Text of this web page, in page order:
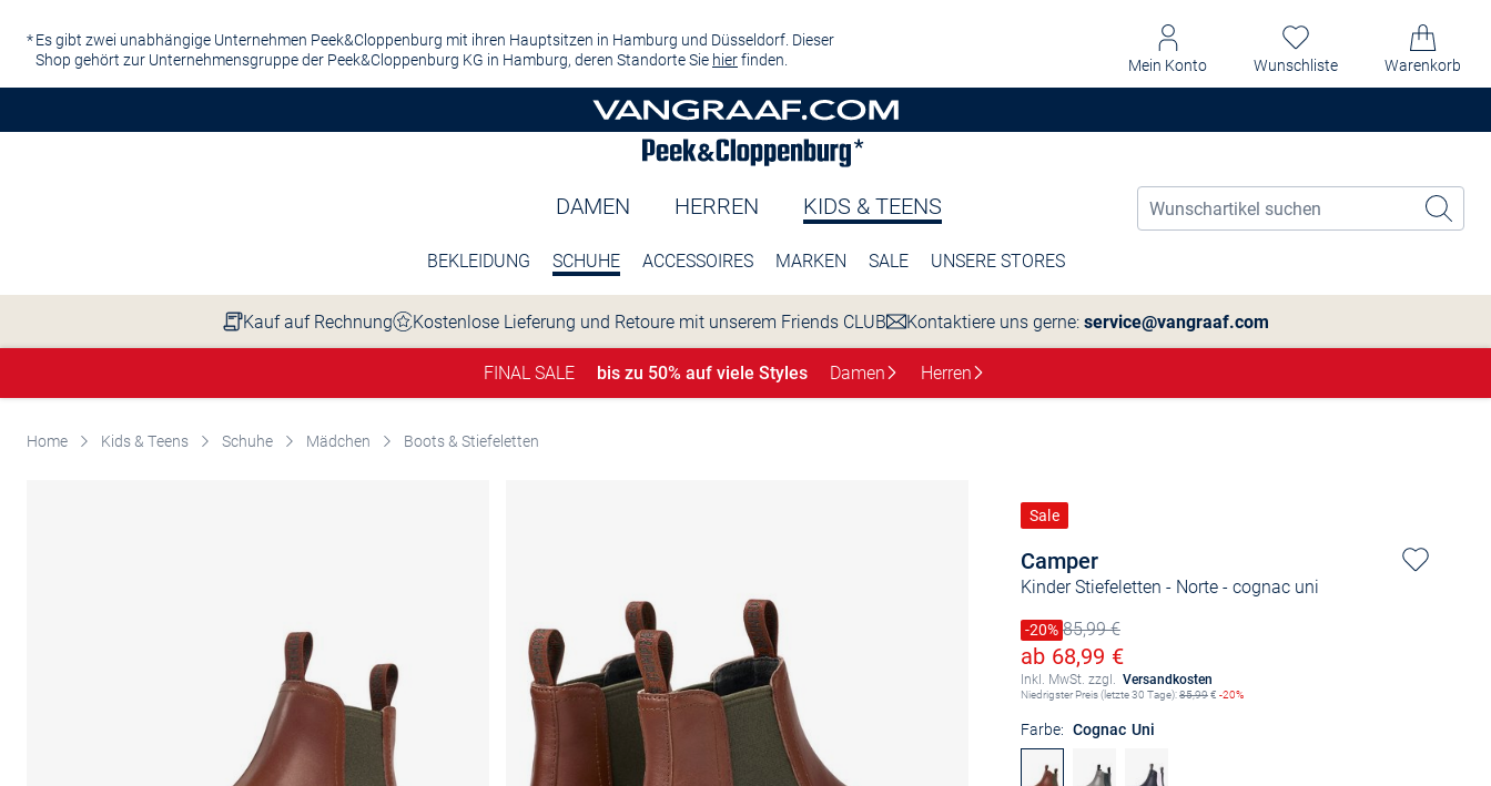
Es gibt zwei unabhängige Unternehmen Peek&Cloppenburg mit ihren Hauptsitzen in Hamburg und Düsseldorf. Dieser
Shop gehört zur Unternehmensgruppe der Peek&Cloppenburg KG in Hamburg, deren Standorte Sie hierfinden. Mein Konto Wunschliste Warenkorb
DAMEN HERREN KIDS & TEENS
BEKLEIDUNG SCHUHE ACCESSOIRES MARKEN SALE UNSERE STORES
Kauf auf Rechnung Kostenlose Lieferung und Retoure mit unserem Friends CLUB Kontaktiere uns gerne: service@vangraaf.com
FINAL SALE bis zu 50% auf viele Styles Damen Herren
Home Kids & Teens Schuhe Mädchen Boots & Stiefeletten
Camper
Kinder Stiefeletten - Norte- cognac uni
Sale
Preis reduziert um
-20%
Alter Preis85,99 €
Ermäßigter Preis
ab 68,99 €
Inkl. MwSt. zzgl. Versandkosten
Niedrigster Preis (letzte 30 Tage):85,99€ -20%
Farbe: Cognac Uni